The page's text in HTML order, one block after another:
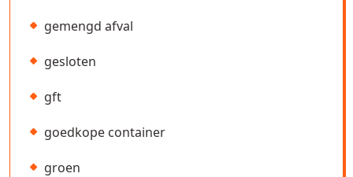
gemengd afval
gesloten
gft
goedkope container
groen